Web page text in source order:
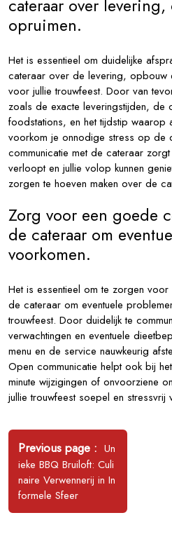
cateraar over
opruimen.
Het is essentieel om duidelijke
cateraar over de levering, opbouw
voor jullie trouwfeest. Door van
zoals de exacte leveringstijden, de
foodstations, en het tijdstip
voorkom je onnodige stress op de
communicatie met de cateraar
verloopt en jullie volop kunnen
zorgen te hoeven maken over de
Zorg voor een goede
de cateraar om
voorkomen.
Het is essentieel om te zorgen
de cateraar om eventuele
trouwfeest. Door duidelijk te
verwachtingen en eventuele
menu en de service nauwkeurig
Open communicatie helpt ook bij
minute wijzigingen of onvoorziene
jullie trouwfeest soepel en stressvrij
Bericht
navigatie
Previous page
Older
Posts
Un
ieke BBQ Bruiloft: Culi
naire Verwennerij in In
formele Sfeer